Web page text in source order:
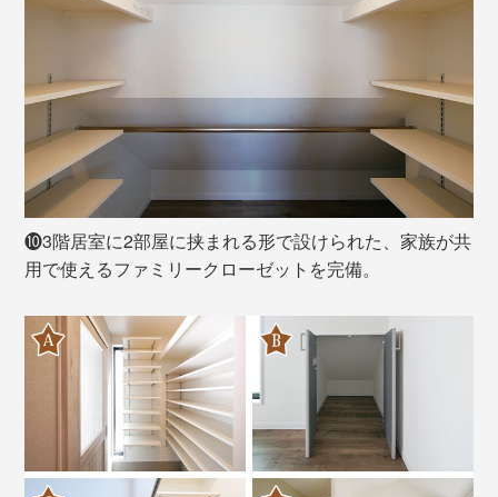
❿3階居室に2部屋に挟まれる形で設けられた、家族が共
用で使えるファミリークローゼットを完備。